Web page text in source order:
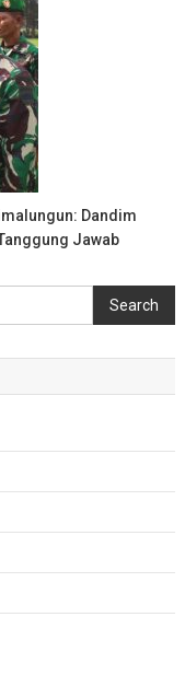
Dandim
Jawab
Search